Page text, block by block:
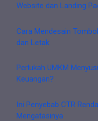
Website dan Landing
Cara Mendesain
dan Letak
Perlukah UMKM
Keuangan?
Ini Penyebab CTR
Mengatasinya